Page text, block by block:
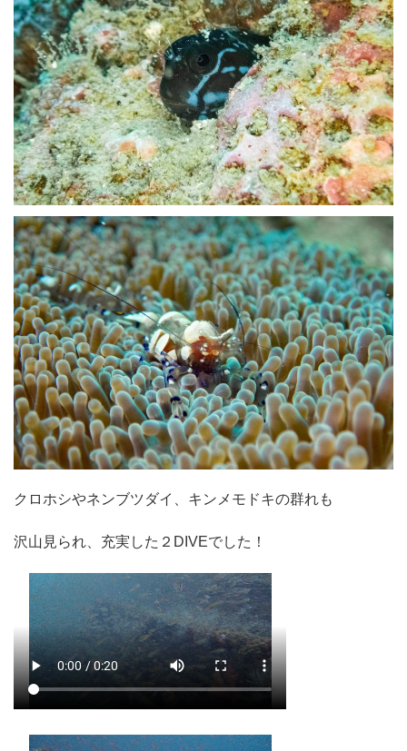
クロホシやネンブツダイ、キンメモドキの群れも
沢山見られ、充実した２DIVEでした！